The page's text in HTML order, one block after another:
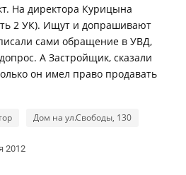
На директора Курицына
2 УК). Ищут и допрашивают
сами обращение в УВД,
А Застройщик, сказали
он имел право продавать
Дом на ул.Свободы, 130
2012